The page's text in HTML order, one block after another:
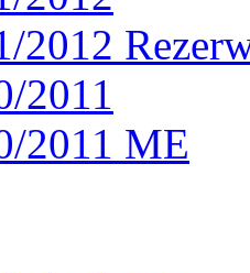
2012
2011
2011 ME